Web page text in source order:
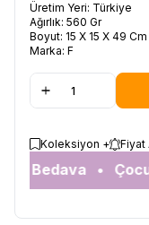
Üretim Yeri: Türkiye
Ağırlık: 560 Gr
Boyut: 15 X 15 X 49 Cm
Marka: F
Koleksiyon + Fiyat
Bedava •